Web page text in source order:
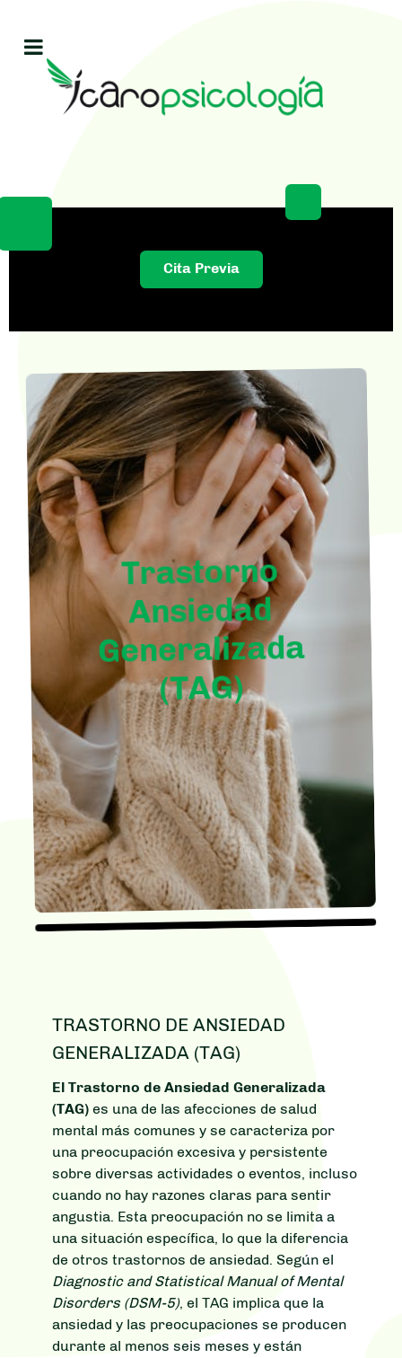
Cita Previa
Trastorno
Ansiedad
Generalizada
(TAG)
TRASTORNO DE ANSIEDAD
GENERALIZADA (TAG)
El Trastorno de Ansiedad Generalizada
(TAG) es una de las afecciones de salud
mental más comunes y se caracteriza por
una preocupación excesiva y persistente
sobre diversas actividades o eventos, incluso
cuando no hay razones claras para sentir
angustia. Esta preocupación no se limita a
una situación específica, lo que la diferencia
de otros trastornos de ansiedad. Según el
Diagnostic and Statistical Manual of Mental
Disorders (DSM-5), el TAG implica que la
ansiedad y las preocupaciones se producen
durante al menos seis meses y están